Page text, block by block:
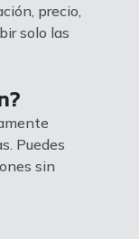
precio,
solo las
Puedes
sin